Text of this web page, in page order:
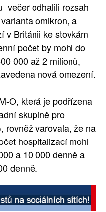
večer odhalili rozsah
omikron, a
v Británii ke stovkám
počet by mohl do
000 až 2 milionů,
nová omezení.
O, která je podřízena
skupině pro
rovněž varovala, že na
hospitalizací mohl
a 10 000 denně a
denně.